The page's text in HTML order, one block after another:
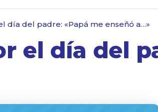
día del padre: «Papá me enseñó a…»
el día del